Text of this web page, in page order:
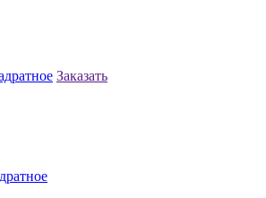
Заказать